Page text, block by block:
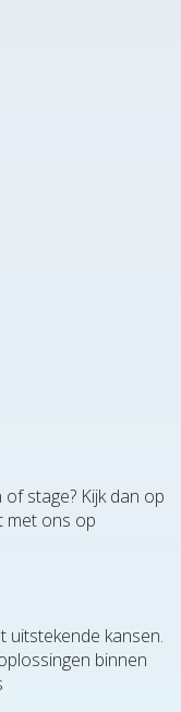
stage? Kijk dan op
met ons op
uitstekende kansen.
binnen